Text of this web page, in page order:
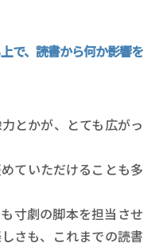
で、読書から何か影響を
とかが、とても広がっ
ていただけることも多
寸劇の脚本を担当させ
さも、これまでの読書